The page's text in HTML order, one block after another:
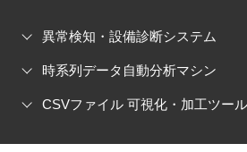
異常検知・設備診断システム
時系列データ自動分析マシン
CSVファイル 可視化・加工ツール